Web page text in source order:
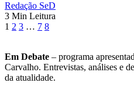
Redação SeD
3 Min Leitura
1 2 3 … 7 8
Em Debate – programa
Carvalho. Entrevistas, análises e
da atualidade.